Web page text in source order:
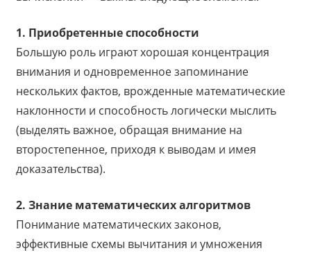
1. Приобретенные способности
Большую роль играют хорошая концентрация
внимания и одновременное запоминание
нескольких фактов, врожденные математические
наклонности и способность логически мыслить
(выделять важное, обращая внимание на
второстепенное, приходя к выводам и имея
доказательства).
2. Знание математических алгоритмов
Понимание математических законов,
эффективные схемы вычитания и умножения